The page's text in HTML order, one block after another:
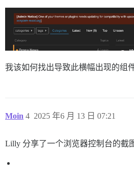
我该如何找出导致此横幅出现的组
Moin 2025 年6 月 13 日 07:21
4
Lilly 分享了一个浏览器控制台的截